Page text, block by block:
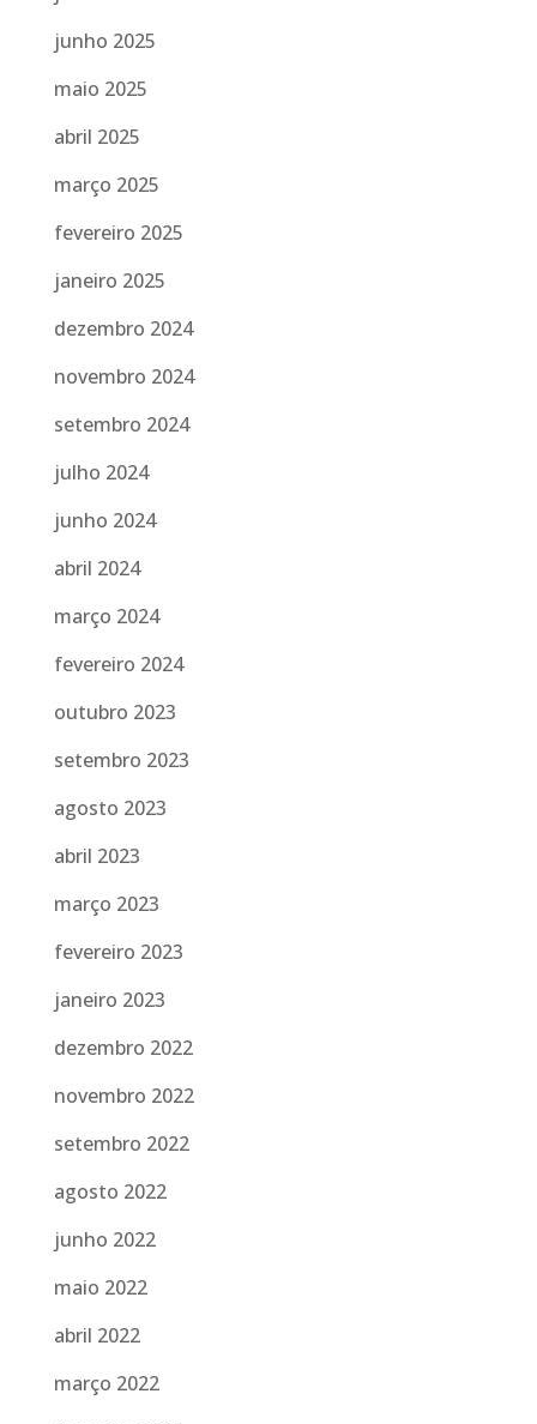
junho 2025
maio 2025
abril 2025
março 2025
fevereiro 2025
janeiro 2025
dezembro 2024
novembro 2024
setembro 2024
julho 2024
junho 2024
abril 2024
março 2024
fevereiro 2024
outubro 2023
setembro 2023
agosto 2023
abril 2023
março 2023
fevereiro 2023
janeiro 2023
dezembro 2022
novembro 2022
setembro 2022
agosto 2022
junho 2022
maio 2022
abril 2022
março 2022